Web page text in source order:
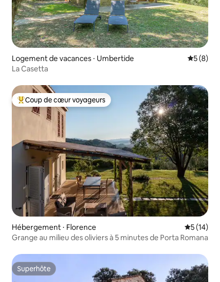
Logement de vacances ⋅ Umbertide
5 (8)
La Casetta
Coups de cœur voyageurs les plus appréciés
Coup de cœur voyageurs
Hébergement ⋅ Florence
5 (14)
Grange au milieu des oliviers à 5 minutes de Porta Romana
Superhôte
Superhôte